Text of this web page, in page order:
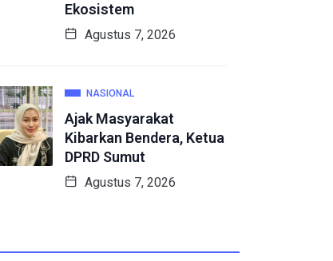
Ekosistem
Agustus 7, 2026
NASIONAL
Ajak Masyarakat
Kibarkan Bendera, Ketua
DPRD Sumut
Agustus 7, 2026